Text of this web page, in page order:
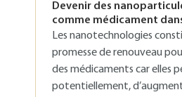
Devenir des
comme médicament
Les nanotechnologies
promesse de renouveau
des médicaments car elles
potentiellement,